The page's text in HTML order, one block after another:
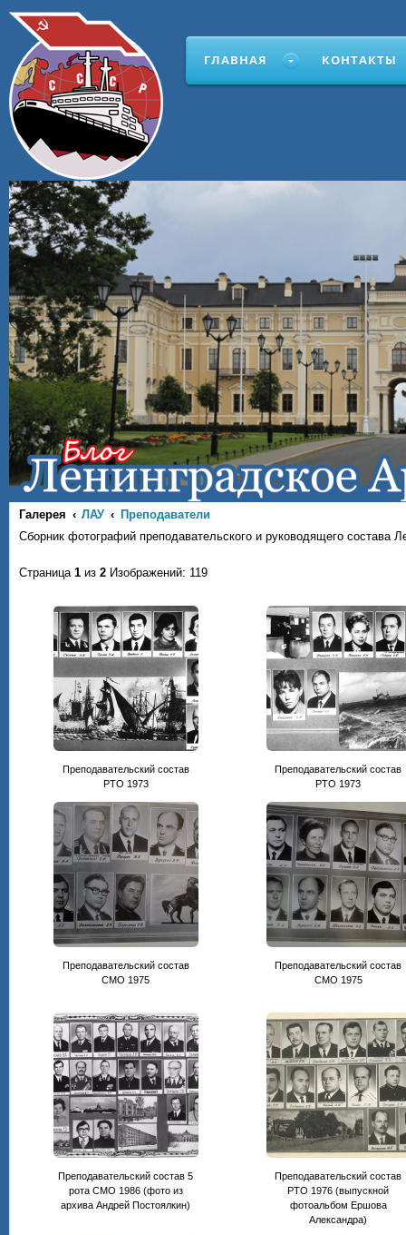
ГЛАВНАЯ КОНТАКТЫ
Галерея ЛАУ
Преподаватели
Сборник фотографий преподавательского и руководящего состава
Страница 1 из 2 Изображений: 119
Преподавательский состав
РТО 1973
Преподавательский состав
РТО 1973
Преподавательский состав
CМО 1975
Преподавательский состав
СМО 1975
Преподавательский состав 5
рота СМО 1986 (фото из
архива Андрей Постоялкин)
Преподавательский состав
РТО 1976 (выпускной
фотоальбом Ершова
Александра)